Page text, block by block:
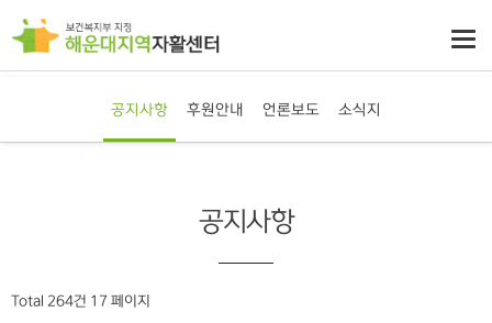
공지사항 후원안내 언론보도 소식지
공지사항
Total 264건 17 페이지